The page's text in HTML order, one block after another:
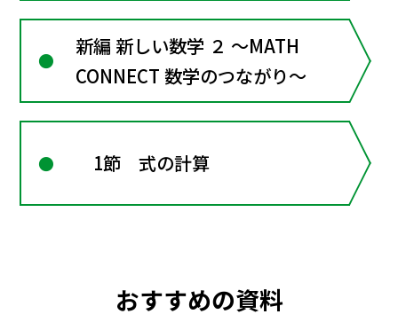
新編 新しい数学 ２ ～MATH
CONNECT 数学のつながり～
1節 式の計算
おすすめの資料